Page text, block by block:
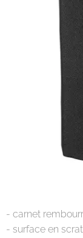
- carnet
- surface en